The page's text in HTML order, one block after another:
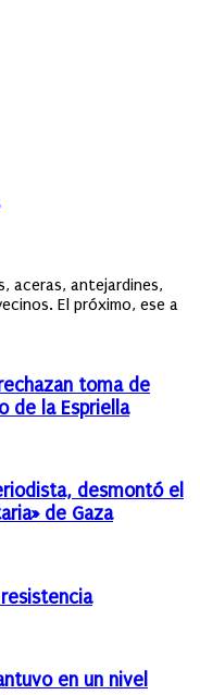
aceras, antejardines,
El próximo, ese a
toma de
de la Espriella
desmontó el
de Gaza
en un nivel